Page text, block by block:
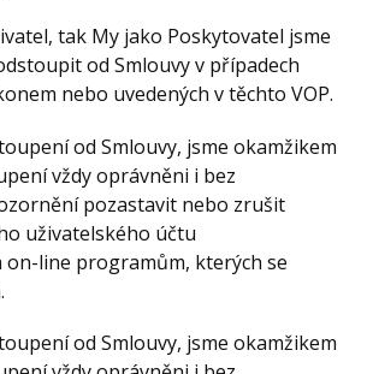
tak My jako Poskytovatel jsme
od Smlouvy v případech
nebo uvedených v těchto VOP.
od Smlouvy, jsme okamžikem
vždy oprávněni i bez
pozastavit nebo zrušit
uživatelského účtu
on-line programům, kterých se
od Smlouvy, jsme okamžikem